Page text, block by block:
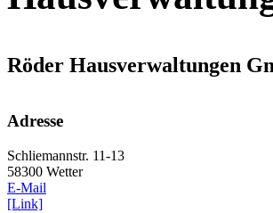
Röder Hausverwaltungen
Adresse
Schliemannstr. 11-13
58300 Wetter
E-Mail
[Link]